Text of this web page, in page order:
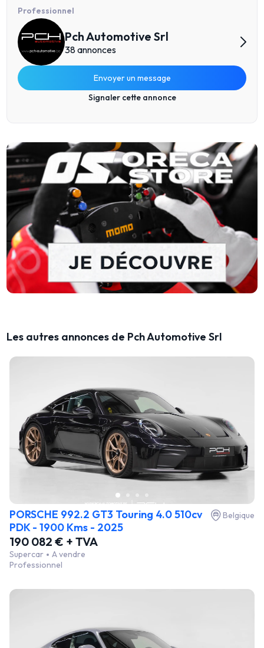
Professionnel
Pch Automotive Srl
38 annonces
Envoyer un message
Signaler cette annonce
Les autres annonces de Pch Automotive Srl
PORSCHE 992.2 GT3 Touring 4.0 510cv
PDK - 1900 Kms - 2025
Belgique
190 082 € + TVA
Supercar
A vendre
Professionnel